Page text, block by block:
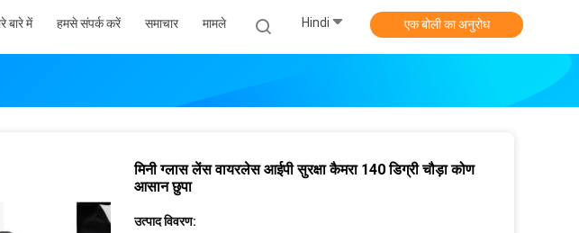
बारे में हमसे संपर्क करें समाचार मामले Hindi एक बोली का अनुरोध
मिनी ग्लास लेंस वायरलेस आईपी सुरक्षा कैमरा 140 डिग्री चौड़ा कोण
आसान छुपा
उत्पाद विवरण: